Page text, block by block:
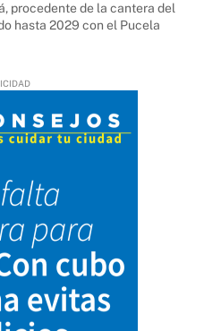
procedente de la cantera del
hasta 2029 con el Pucela